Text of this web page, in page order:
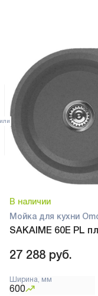
В наличии
Мойка для кухни
SAKAIME 60E PL
27 288 руб.
Ширина, мм
600